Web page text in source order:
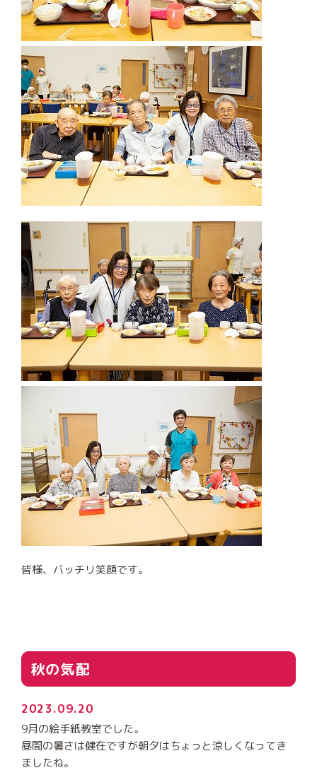
皆様、バッチリ笑顔です。
秋の気配
2023.09.20
9月の絵手紙教室でした。
昼間の暑さは健在ですが朝夕はちょっと涼しくなってき
ましたね。